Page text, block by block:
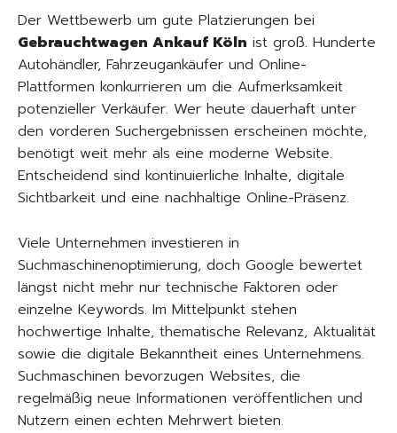
Der Wettbewerb um gute Platzierungen bei
Gebrauchtwagen Ankauf Köln ist groß. Hunderte
Autohändler, Fahrzeugankäufer und Online-
Plattformen konkurrieren um die Aufmerksamkeit
potenzieller Verkäufer. Wer heute dauerhaft unter
den vorderen Suchergebnissen erscheinen möchte,
benötigt weit mehr als eine moderne Website.
Entscheidend sind kontinuierliche Inhalte, digitale
Sichtbarkeit und eine nachhaltige Online-Präsenz.
Viele Unternehmen investieren in
Suchmaschinenoptimierung, doch Google bewertet
längst nicht mehr nur technische Faktoren oder
einzelne Keywords. Im Mittelpunkt stehen
hochwertige Inhalte, thematische Relevanz, Aktualität
sowie die digitale Bekanntheit eines Unternehmens.
Suchmaschinen bevorzugen Websites, die
regelmäßig neue Informationen veröffentlichen und
Nutzern einen echten Mehrwert bieten.